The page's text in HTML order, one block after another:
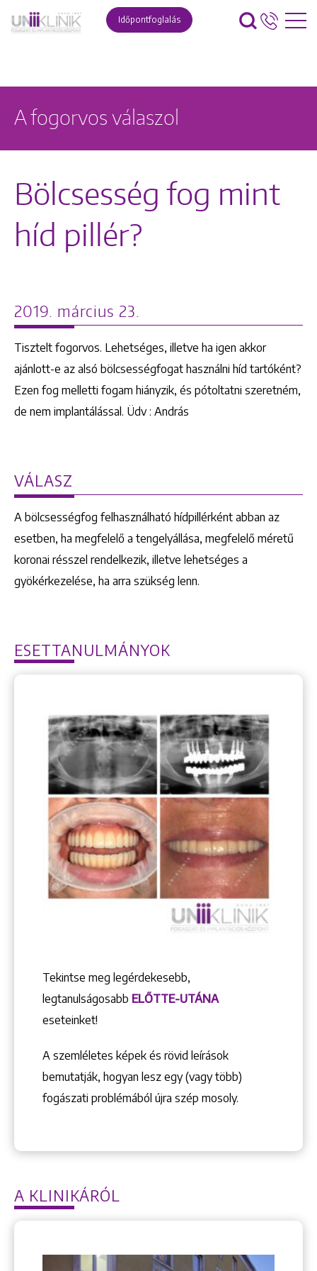
Időpontfoglalás
A fogorvos válaszol
Bölcsesség fog mint
híd pillér?
2019. március 23.
Tisztelt fogorvos. Lehetséges, illetve ha igen akkor
ajánlott-e az alsó bölcsességfogat használni híd tartóként?
Ezen fog melletti fogam hiányzik, és pótoltatni szeretném,
de nem implantálással. Üdv : András
VÁLASZ
A bölcsességfog felhasználható hídpillérként abban az
esetben, ha megfelelő a tengelyállása, megfelelő méretű
koronai résszel rendelkezik, illetve lehetséges a
gyökérkezelése, ha arra szükség lenn.
ESETTANULMÁNYOK
Tekintse meg legérdekesebb,
legtanulságosabb ELŐTTE-UTÁNA
eseteinket!
A szemléletes képek és rövid leírások
bemutatják, hogyan lesz egy (vagy több)
fogászati problémából újra szép mosoly.
A KLINIKÁRÓL